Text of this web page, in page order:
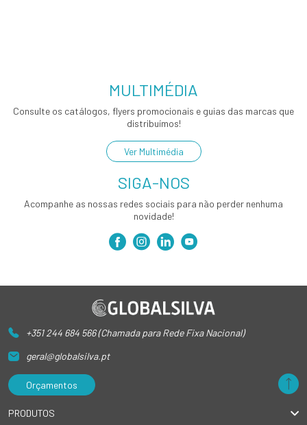
MULTIMÉDIA
Consulte os catálogos, flyers promocionais e guias das marcas que
distribuímos!
Ver Multimédia
SIGA-NOS
Acompanhe as nossas redes sociais para não perder nenhuma
novidade!
+351 244 684 566 (Chamada para Rede Fixa Nacional)
geral@globalsilva.pt
Orçamentos
PRODUTOS